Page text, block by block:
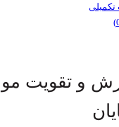
و تقویت مو